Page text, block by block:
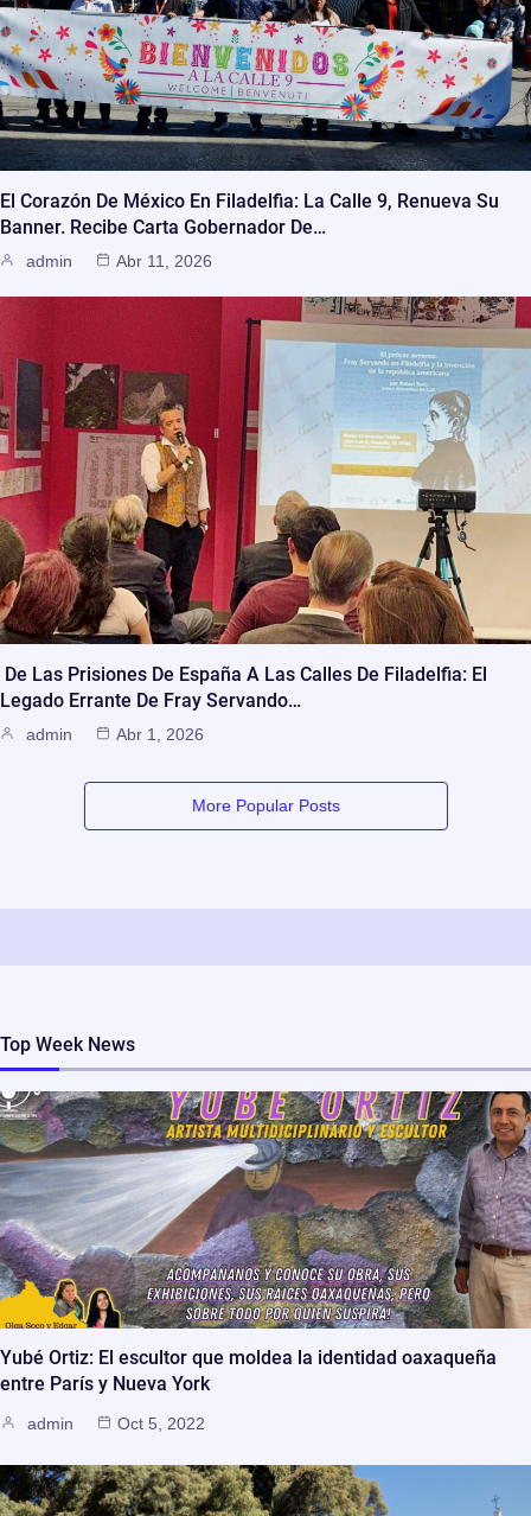
El Corazón De México En Filadelfia: La Calle 9, Renueva Su
Banner. Recibe Carta Gobernador De…
admin Abr 11, 2026
De Las Prisiones De España A Las Calles De Filadelfia: El
Legado Errante De Fray Servando…
admin Abr 1, 2026
More Popular Posts
Top Week News
Yubé Ortiz: El escultor que moldea la identidad oaxaqueña
entre París y Nueva York
admin Oct 5, 2022